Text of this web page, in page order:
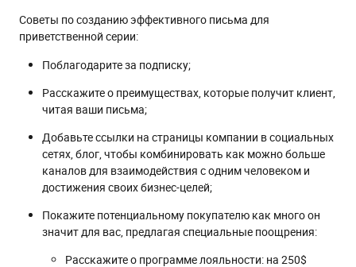
Советы по созданию эффективного письма для
приветственной серии:
Поблагодарите за подписку;
Расскажите о преимуществах, которые получит клиент,
читая ваши письма;
Добавьте ссылки на страницы компании в социальных
сетях, блог, чтобы комбинировать как можно больше
каналов для взаимодействия с одним человеком и
достижения своих бизнес-целей;
Покажите потенциальному покупателю как много он
значит для вас, предлагая специальные поощрения:
Расскажите о программе лояльности: на 250$